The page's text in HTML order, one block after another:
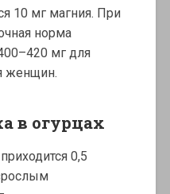
10 мг магния. При
норма
мг для
женщин.
в огурцах
0,5